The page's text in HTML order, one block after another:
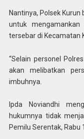
Nantinya, Polsek
untuk
tersebar di Kecamatan
“Selain personel
akan melibatkan
imbuhnya.
Ipda Noviandhi
hukumnya tidak
Pemilu Serentak, Rabu